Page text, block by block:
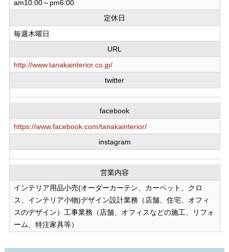
am10:00～pm6:00
定休日
毎週木曜日
URL
http://www.tanakainterior.co.jp/
twitter
facebook
https://www.facebook.com/tanakainterior/
instagram
営業内容
インテリア用品小売(オーダーカーテン、カーペット、クロ
ス、インテリア小物)デザイン設計業務（店舗、住宅、オフィ
スのデザイン）工事業務（店舗、オフィスなどの施工、リフォ
ーム、特注家具等）